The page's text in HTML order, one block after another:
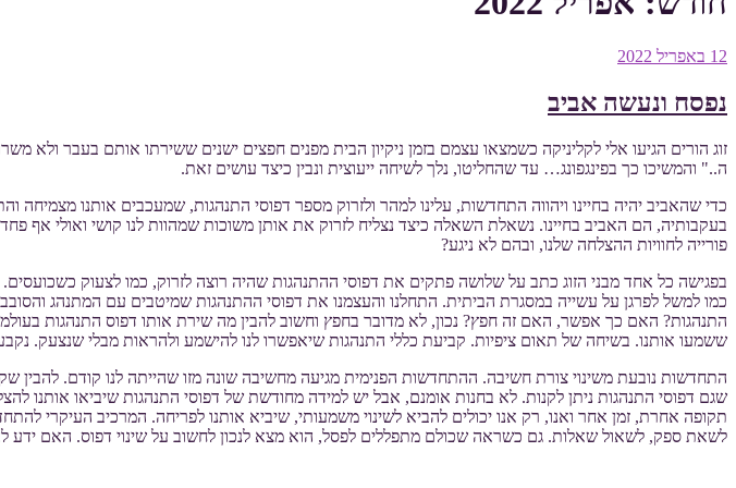
פורסם
12 באפריל 2022
נפסח ונעשה אביב
זוג הורים הגיעו אלי לקליניקה כשמצאו עצמם בזמן ניקיון הבית מפנים חפצים ישנים ששירתו אותם בעבר
ה.." והמשיכו כך בפינגפונג… עד שהחליטו, נלך לשיחה ייעוצית ונבין כיצד עושים זאת.
כדי שהאביב יהיה בחיינו ויהווה התחדשות, עלינו למהר ולזרוק מספר דפוסי התנהגות, שמעכבים אותנו
בעקבותיה, הם האביב בחיינו. נשאלת השאלה כיצד נצליח לזרוק את אותן משוכות שמהוות לנו קושי ואולי אף
פורייה לחוויות ההצלחה שלנו, ובהם לא ניגע?
בפגישה כל אחד מבני הזוג כתב על שלושה פתקים את דפוסי ההתנהגות שהיה רוצה לזרוק, כמו לצעוק
כמו למשל לפרגן על עשייה במסגרת הביתית. התחלנו והעצמנו את דפוסי ההתנהגות שמיטבים עם המתנהג
התנהגות? האם כך אפשר, האם זה חפץ? נכון, לא מדובר בחפץ וחשוב להבין מה שירת אותו דפוס התנהגות
ששמעו אותנו. בשיחה של תאום ציפיות. קביעת כללי התנהגות שיאפשרו לנו להישמע ולהראות מבלי שנצעק.
התחדשות נובעת משינוי צורת חשיבה. ההתחדשות הפנימית מגיעה מחשיבה שונה מזו שהייתה לנו קודם. להבין
שגם דפוסי התנהגות ניתן לקנות. לא בחנות אומנם, אבל יש למידה מחודשת של דפוסי התנהגות שיביאו
תקופה אחרת, זמן אחר ואנו, רק אנו יכולים להביא לשינוי משמעותי, שיביא אותנו לפריחה. המרכיב העיקרי
לשאת ספק, לשאול שאלות. גם כשראה שכולם מתפללים לפסל, הוא מצא לנכון לחשוב על שינוי דפוס. האם